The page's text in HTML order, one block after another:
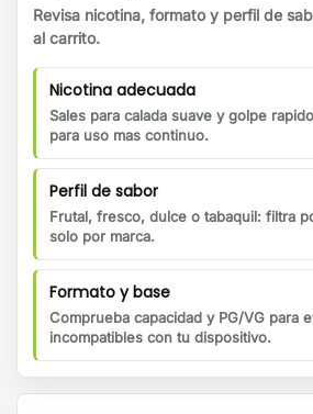
Revisa nicotina, formato y perfil de
al carrito.
Nicotina adecuada
Sales para calada suave y golpe
para uso mas continuo.
Perfil de sabor
Frutal, fresco, dulce o tabaquil: filtra
solo por marca.
Formato y base
Comprueba capacidad y PG/VG para
incompatibles con tu dispositivo.